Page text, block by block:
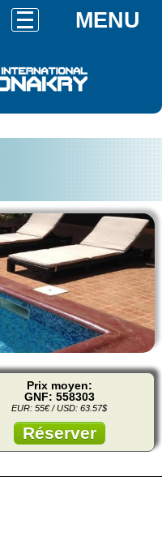
MENU
Prix moyen:
GNF: 558303
EUR: 55€ / USD: 63.57$
Réserver